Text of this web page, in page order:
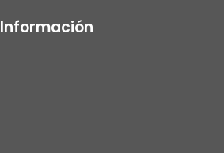
Información